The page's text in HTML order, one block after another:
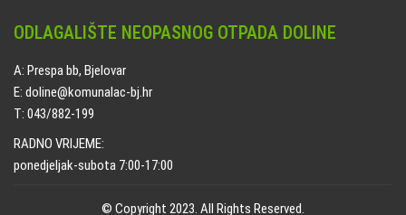
ODLAGALIŠTE NEOPASNOG OTPADA DOLINE
A: Prespa bb, Bjelovar
E: doline@komunalac-bj.hr
T: 043/882-199
RADNO VRIJEME:
ponedjeljak-subota 7:00-17:00
© Copyright 2023. All Rights Reserved.